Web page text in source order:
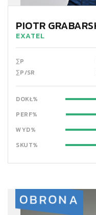
PIOTR
EXATEL
∑P
∑P/SR
DOKŁ%
PERF%
WYD%
SKUT%
OBRONA